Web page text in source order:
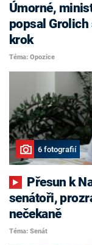
Úmorné,
popsal
krok
Téma: Opozice
6 fotografií
senátoři,
nečekaně
Téma: Senát